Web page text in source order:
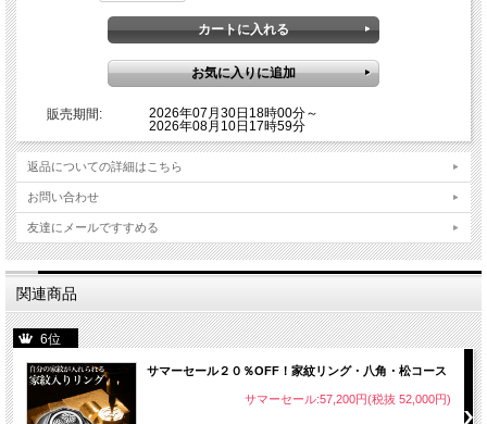
販売期間:
2026年07月30日18時00分～
2026年08月10日17時59分
返品についての詳細はこちら
お問い合わせ
友達にメールですすめる
関連商品
6位
サマーセール２０％OFF！家紋リング・八角・松コース
サマーセール:57,200円(税抜 52,000円)